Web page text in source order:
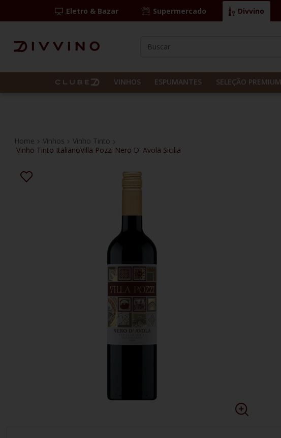
Eletro & Bazar Supermercado Divvino
º las camelias
5º itália
10
VINHOS ESPUMANTES SELEÇÃO PREMIUM
Vinhos
Vinho Tinto
Vinho Tinto ItalianoVilla Pozzi Nero D' Avola Sicilia